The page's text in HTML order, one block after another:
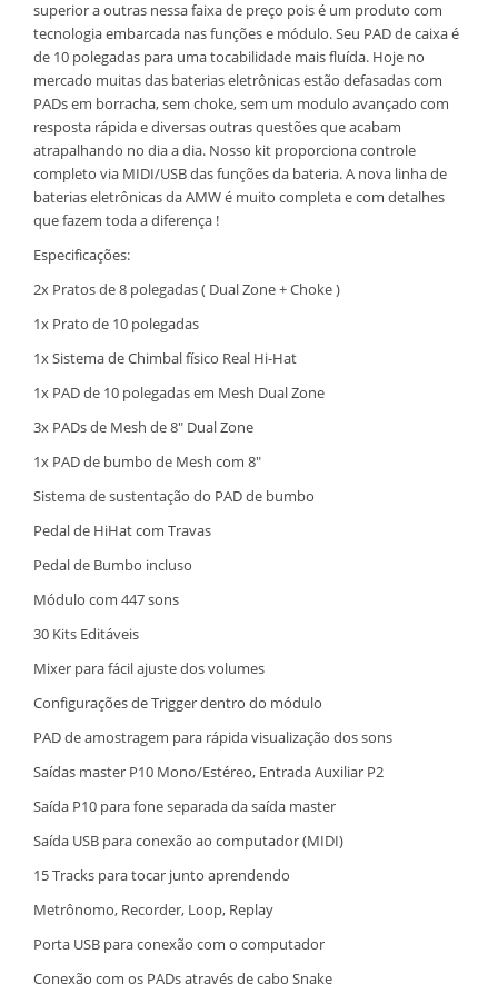
superior a outras nessa faixa de preço pois é um produto com
tecnologia embarcada nas funções e módulo. Seu PAD de caixa é
de 10 polegadas para uma tocabilidade mais fluída. Hoje no
mercado muitas das baterias eletrônicas estão defasadas com
PADs em borracha, sem choke, sem um modulo avançado com
resposta rápida e diversas outras questões que acabam
atrapalhando no dia a dia. Nosso kit proporciona controle
completo via MIDI/USB das funções da bateria. A nova linha de
baterias eletrônicas da AMW é muito completa e com detalhes
que fazem toda a diferença !
Especificações:
2x Pratos de 8 polegadas ( Dual Zone + Choke )
1x Prato de 10 polegadas
1x Sistema de Chimbal físico Real Hi-Hat
1x PAD de 10 polegadas em Mesh Dual Zone
3x PADs de Mesh de 8" Dual Zone
1x PAD de bumbo de Mesh com 8"
Sistema de sustentação do PAD de bumbo
Pedal de HiHat com Travas
Pedal de Bumbo incluso
Módulo com 447 sons
30 Kits Editáveis
Mixer para fácil ajuste dos volumes
Configurações de Trigger dentro do módulo
PAD de amostragem para rápida visualização dos sons
Saídas master P10 Mono/Estéreo, Entrada Auxiliar P2
Saída P10 para fone separada da saída master
Saída USB para conexão ao computador (MIDI)
15 Tracks para tocar junto aprendendo
Metrônomo, Recorder, Loop, Replay
Porta USB para conexão com o computador
Conexão com os PADs através de cabo Snake